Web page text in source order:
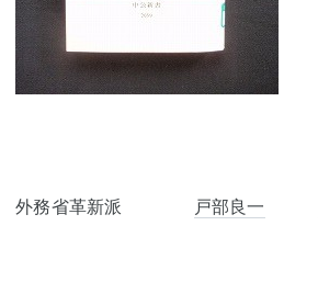
外務省革新派 戸部良一